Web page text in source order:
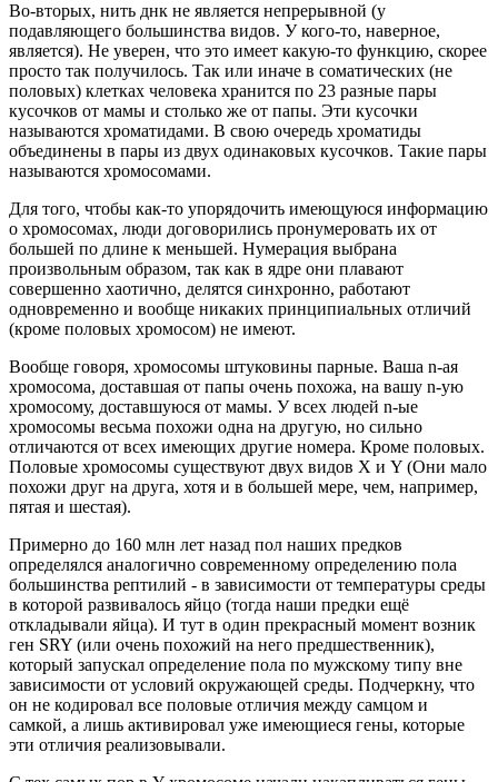
Во-вторых, нить днк не является непрерывной (у
подавляющего большинства видов. У кого-то, наверное,
является). Не уверен, что это имеет какую-то функцию, скорее
просто так получилось. Так или иначе в соматических (не
половых) клетках человека хранится по 23 разные пары
кусочков от мамы и столько же от папы. Эти кусочки
называются хроматидами. В свою очередь хроматиды
объединены в пары из двух одинаковых кусочков. Такие пары
называются хромосомами.
Для того, чтобы как-то упорядочить имеющуюся информацию
о хромосомах, люди договорились пронумеровать их от
большей по длине к меньшей. Нумерация выбрана
произвольным образом, так как в ядре они плавают
совершенно хаотично, делятся синхронно, работают
одновременно и вообще никаких принципиальных отличий
(кроме половых хромосом) не имеют.
Вообще говоря, хромосомы штуковины парные. Ваша n-ая
хромосома, доставшая от папы очень похожа, на вашу n-ую
хромосому, доставшуюся от мамы. У всех людей n-ые
хромосомы весьма похожи одна на другую, но сильно
отличаются от всех имеющих другие номера. Кроме половых.
Половые хромосомы существуют двух видов Х и Y (Они мало
похожи друг на друга, хотя и в большей мере, чем, например,
пятая и шестая).
Примерно до 160 млн лет назад пол наших предков
определялся аналогично современному определению пола
большинства рептилий - в зависимости от температуры среды
в которой развивалось яйцо (тогда наши предки ещё
откладывали яйца). И тут в один прекрасный момент возник
ген SRY (или очень похожий на него предшественник),
который запускал определение пола по мужскому типу вне
зависимости от условий окружающей среды. Подчеркну, что
он не кодировал все половые отличия между самцом и
самкой, а лишь активировал уже имеющиеся гены, которые
эти отличия реализовывали.